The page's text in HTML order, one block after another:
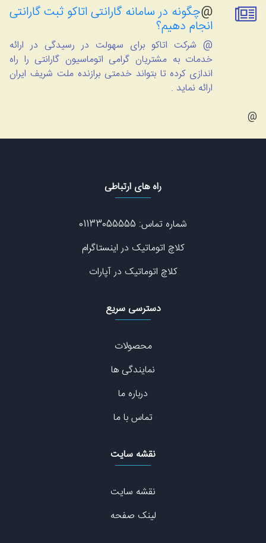
@چگونه در سامانه گارانتی اتاکو ثبت گارانتی
انجام دهیم؟
@ شرکت اتاکو برای سهولت در رسیدگی در ارائه
خدمات به مشتریان گرامی اتوماسیون گارانتی را راه
اندازی کرده تا بتواند خدمتی برازنده ملت شریف ایران
ارائه نماید .
@
راه های ارتباطی
شماره تماس: 01133055555
کلاچ اتوماتیک در اینستاگرام
کلاچ اتوماتیک در آپارات
دسترسی سریع
محصولات
نمایندگی ها
درباره ما
تماس با ما
نقشه سایت
نقشه سایت
لینک صفحه